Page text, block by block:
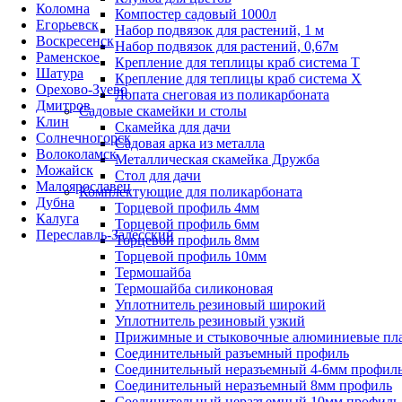
Коломна
Егорьевск
Воскресенск
Раменское
Шатура
Орехово-Зуево
Дмитров
Клин
Солнечногорск
Волоколамск
Можайск
Малоярославец
Дубна
Калуга
Переславль-Залесский
Компостер садовый 1000л
Набор подвязок для растений, 1 м
Набор подвязок для растений, 0,67м
Крепление для теплицы краб система Т
Крепление для теплицы краб система Х
Лопата снеговая из поликарбоната
Садовые скамейки и столы
Скамейка для дачи
Садовая арка из металла
Металлическая скамейка Дружба
Стол для дачи
Комплектующие для поликарбоната
Торцевой профиль 4мм
Торцевой профиль 6мм
Торцевой профиль 8мм
Торцевой профиль 10мм
Термошайба
Термошайба силиконовая
Уплотнитель резиновый широкий
Уплотнитель резиновый узкий
Прижимные и стыковочные алюминиевые
Соединительный разъемный профиль
Соединительный неразъемный 4-6мм
Соединительный неразъемный 8мм профиль